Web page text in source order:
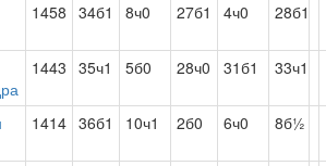
1458 34б1 8ч0 27б1 4ч0 28б1
1443 35ч1 5б0 28ч0 31б1 33ч1
1414 36б1 10ч1 2б0 6ч0 8б½